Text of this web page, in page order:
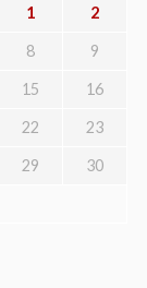
1 2
8 9
15 16
22 23
29 30